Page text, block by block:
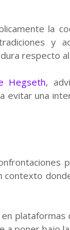
la
y
respecto
Hegseth,
evitar una
contexto
plataformas